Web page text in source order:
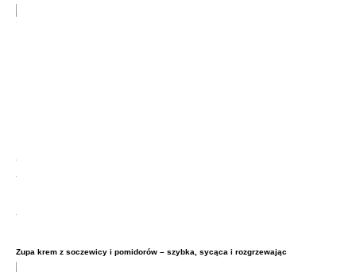
Zupa krem z soczewicy i pomidorów – szybka, sycąca i rozgrzewając